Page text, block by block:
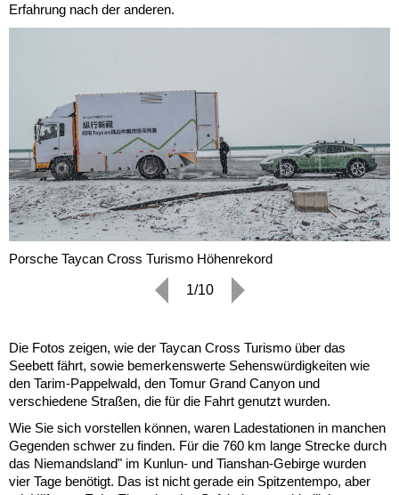
Erfahrung nach der anderen.
Porsche Taycan Cross Turismo Höhenrekord
1/10
Die Fotos zeigen, wie der Taycan Cross Turismo über das
Seebett fährt, sowie bemerkenswerte Sehenswürdigkeiten wie
den Tarim-Pappelwald, den Tomur Grand Canyon und
verschiedene Straßen, die für die Fahrt genutzt wurden.
Wie Sie sich vorstellen können, waren Ladestationen in manchen
Gegenden schwer zu finden. Für die 760 km lange Strecke durch
das Niemandsland" im Kunlun- und Tianshan-Gebirge wurden
vier Tage benötigt. Das ist nicht gerade ein Spitzentempo, aber